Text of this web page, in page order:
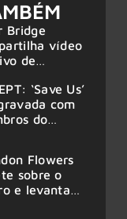
Bridge
vídeo
de
am Ring
‘Save Us’
com
do
Flowers
sobre o
e levanta